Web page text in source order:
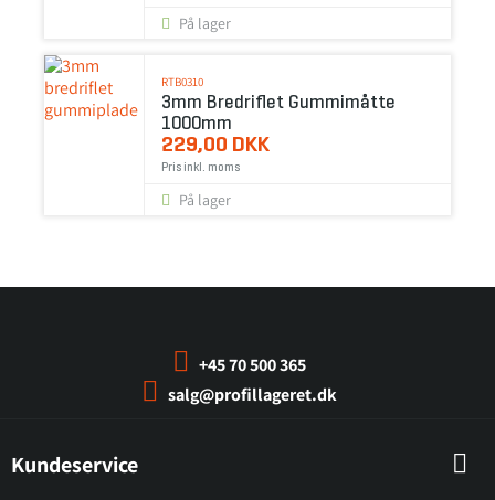
På lager
RTB0310
3mm Bredriflet Gummimåtte
1000mm
229,00 DKK
Pris inkl. moms
På lager
+45 70 500 365
salg@profillageret.dk
Kundeservice